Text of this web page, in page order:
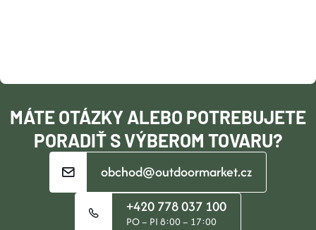
T
MÁTE OTÁZKY ALEBO POTREBUJETE
PORADIŤ S VÝBEROM TOVARU?
obchod@outdoormarket.cz
+420 778 037 100
PO – PI 8:00 – 17:00